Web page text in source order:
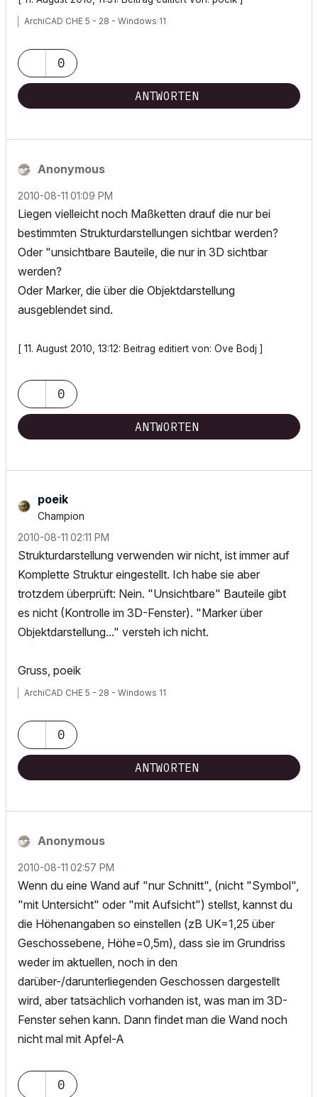
ArchiCAD CHE 5 - 28 - Windows 11
0
ANTWORTEN
Anonymous
‎2010-08-11 01:09 PM
Liegen vielleicht noch Maßketten drauf die nur bei
bestimmten Strukturdarstellungen sichtbar werden?
Oder "unsichtbare Bauteile, die nur in 3D sichtbar
werden?
Oder Marker, die über die Objektdarstellung
ausgeblendet sind.
[ 11. August 2010, 13:12: Beitrag editiert von: Ove Bodj ]
0
ANTWORTEN
poeik
Champion
‎2010-08-11 02:11 PM
Strukturdarstellung verwenden wir nicht, ist immer auf
Komplette Struktur eingestellt. Ich habe sie aber
trotzdem überprüft: Nein. "Unsichtbare" Bauteile gibt
es nicht (Kontrolle im 3D-Fenster). "Marker über
Objektdarstellung..." versteh ich nicht.
Gruss, poeik
ArchiCAD CHE 5 - 28 - Windows 11
0
ANTWORTEN
Anonymous
‎2010-08-11 02:57 PM
Wenn du eine Wand auf "nur Schnitt", (nicht "Symbol",
"mit Untersicht" oder "mit Aufsicht") stellst, kannst du
die Höhenangaben so einstellen (zB UK=1,25 über
Geschossebene, Höhe=0,5m), dass sie im Grundriss
weder im aktuellen, noch in den
darüber-/darunterliegenden Geschossen dargestellt
wird, aber tatsächlich vorhanden ist, was man im 3D-
Fenster sehen kann. Dann findet man die Wand noch
nicht mal mit Apfel-A
0